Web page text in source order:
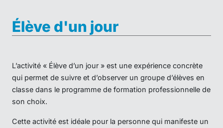
Élève d'un jour
L’activité « Élève d’un jour » est une expérience concrète
qui permet de suivre et d’observer un groupe d’élèves en
classe dans le programme de formation professionnelle de
son choix.
Cette activité est idéale pour la personne qui manifeste un